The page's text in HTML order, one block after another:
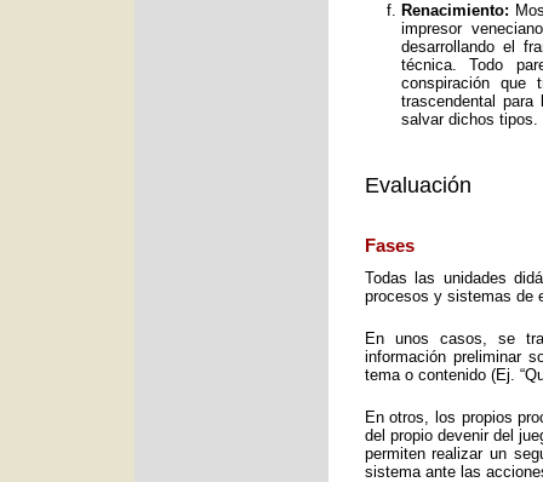
Renacimiento:
impresor
desarrollando el
técnica. Todo
conspiración
trascendental
salvar dichos tipos.
Evaluación
Fases
Todas las unidades
procesos y sistemas de
En unos casos, se
información preliminar
tema o contenido (Ej.
En otros, los propios
del propio devenir del
permiten realizar un
sistema ante las